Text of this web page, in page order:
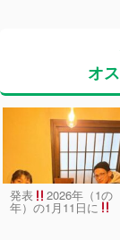
オ
発表 2026年（1の
年）の1月11日に